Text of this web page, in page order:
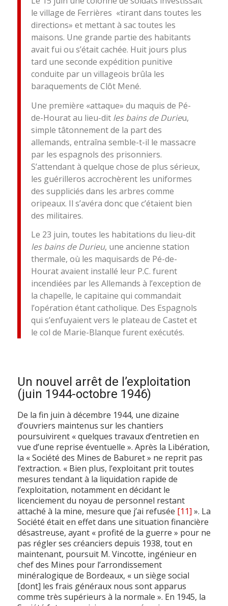
le village de Ferrières «tirant dans toutes les
directions» et mettant à sac toutes les
maisons. Une grande partie des habitants
avait fui ou s’était cachée. Huit jours plus
tard une seconde expédition punitive
conduite par un villageois brûla les
baraquements de Clôt Mené.
Une première «attaque» du maquis de Pé-
de-Hourat au lieu-dit les bains de Durieu,
simple tâtonnement de la part des
allemands, entraîna semble-t-il le massacre
par les espagnols des prisonniers.
S’attendant à quelque chose de plus sérieux,
les guérilleros accrochèrent les uniformes
des suppliciés dans les arbres comme
oripeaux. Il s’avéra donc que c’étaient bien
des militaires.
Le 23 juin, toutes les habitations du lieu-dit
les bains de Durieu, une ancienne station
thermale, où les maquisards de Pé-de-
Hourat avaient installé leur P.C. furent
incendiées par les Allemands à l’exception de
la chapelle, le capitaine qui commandait
l’opération étant catholique. Des Espagnols
qui s’enfuyaient vers le plateau de Castet et
le col de Marie-Blanque furent exécutés.
Un nouvel arrêt de l’exploitation
(juin 1944-octobre 1946)
De la fin juin à décembre 1944, une dizaine
d’ouvriers maintenus sur les chantiers
poursuivirent « quelques travaux d’entretien en
vue d’une reprise éventuelle ». Après la Libération,
la « Société des Mines de Baburet » ne reprit pas
l’extraction. « Bien plus, l’exploitant prit toutes
mesures tendant à la liquidation rapide de
l’exploitation, notamment en décidant le
licenciement du noyau de personnel restant
attaché à la mine, mesure que j’ai refusée [11] ». La
Société était en effet dans une situation financière
désastreuse, ayant « profité de la guerre » pour ne
pas régler ses créanciers depuis 1938, tout en
maintenant, poursuit M. Vincotte, ingénieur en
chef des Mines pour l’arrondissement
minéralogique de Bordeaux, « un siège social
[dont] les frais généraux nous sont apparus
comme très supérieurs à la normale ». En 1945, la